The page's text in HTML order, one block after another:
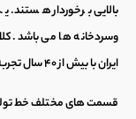
بالایی برخوردار هستند.
وسردخانه ها می باشد.
ایران با بیش از ۴۰ سال تجربه می باشد.
قسمت های مختلف خط